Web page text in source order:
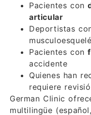
Pacientes con
articular
Deportistas
Pacientes con
accidente
Quienes han
requiere
German Clinic
multilingüe